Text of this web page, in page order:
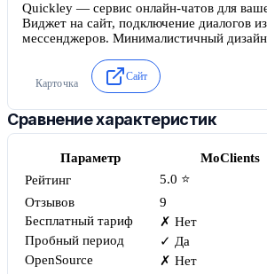
Quickley — сервис онлайн-чатов для
Виджет на сайт, подключение диалогов
мессенджеров. Минималистичный
Карточка
Сайт
Сравнение характеристик
Параметр MoClients
Рейтинг
5.0 ⭐
Отзывов
9
Бесплатный тариф
✗ Нет
Пробный период
✓ Да
OpenSource
✗ Нет